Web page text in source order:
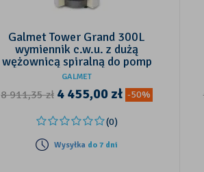
Galmet Tower Grand 300L
wymiennik c.w.u. z dużą
wężownicą spiralną do pomp
ciepła
GALMET
8 911,35zł 4 455,00 zł -50%
(0)
Wysyłka do 7 dni